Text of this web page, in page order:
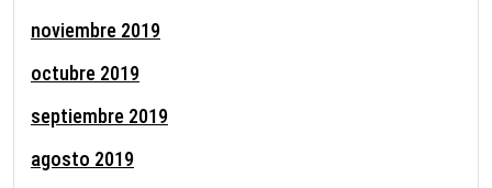
noviembre 2019
octubre 2019
septiembre 2019
agosto 2019